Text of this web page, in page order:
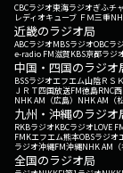
CBCラジオ東海ラジオぎふチ
レディオキューブ ＦＭ三重
近畿のラジオ局
ABCラジオMBSラジオOBCラ
e-radio FM滋賀KBS京都ラジ
中国・四国のラジオ
BSSラジオエフエム山陰ＲＳ
ＪＲＴ四国放送FM徳島RNC
NHK AM（広島） NHK AM（松
九州・沖縄のラジオ
RKBラジオKBCラジオLOVE
FMKエフエム熊本OBSラジオ
ラジオ沖縄FM沖縄NHK AM（
全国のラジオ局